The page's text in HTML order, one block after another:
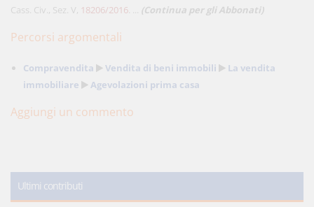
Cass. Civ., Sez. V, 18206/2016 (Continua per gli Abbonati)
Percorsi argomentali
Compravendita Vendita di beni immobili
La vendita
immobiliare
Agevolazioni prima casa
Aggiungi un commento
Ultimi contributi